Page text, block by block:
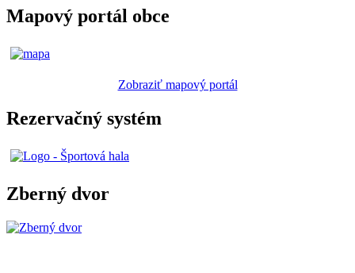
Mapový portál obce
Zobraziť mapový portál
Rezervačný systém
Zberný dvor